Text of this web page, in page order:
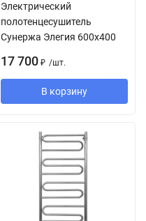
Электрический
полотенцесушитель
Сунержа Элегия 600х400
17 700 ₽ /шт.
В корзину